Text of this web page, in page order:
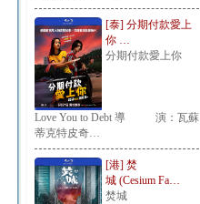
[泰] 分期付款愛上
你 …
分期付款愛上你
Love You to Debt 導 演：瓦蘇
蒂克特皮奇…
[港] 焚
城 (Cesium Fa…
焚城